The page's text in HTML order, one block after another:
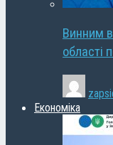
Винним в
області
Економіка